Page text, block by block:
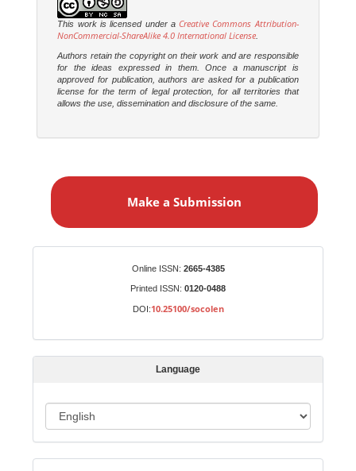
This work is licensed under a Creative Commons Attribution-
NonCommercial-ShareAlike 4.0 International License
Authors retain the copyright on their work and are responsible
for the ideas expressed in them. Once a manuscript is
approved for publication, authors are asked for a publication
license for the term of legal protection, for all territories that
allows the use, dissemination and disclosure of the same.
a
i
s
Make a Submission
Online ISSN: 2665-4385
Printed ISSN: 0120-0488
DOI:10.25100/socolen
Language
a